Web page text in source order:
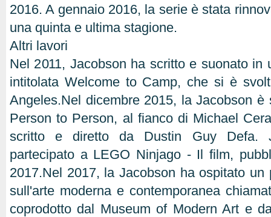
2016. A gennaio 2016, la serie è stata
una quinta e ultima stagione.
Altri lavori
Nel 2011, Jacobson ha scritto e suonato in
intitolata Welcome to Camp, che si è
Angeles.Nel dicembre 2015, la Jacobson
Person to Person, al fianco di Michael
scritto e diretto da Dustin Guy Defa.
partecipato a LEGO Ninjago - Il film,
2017.Nel 2017, la Jacobson ha ospitato
sull'arte moderna e contemporanea
coprodotto dal Museum of Modern Art e